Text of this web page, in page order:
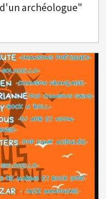
archéologue"